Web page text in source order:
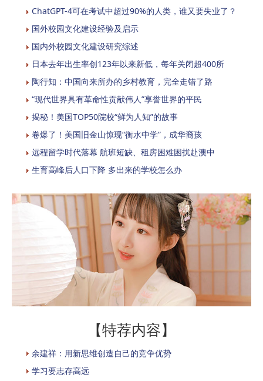
ChatGPT-4可在考试中超过90%的人类，谁又要失业了？
国外校园文化建设经验及启示
国内外校园文化建设研究综述
日本去年出生率创123年以来新低，每年关闭超400所
陶行知：中国向来所办的乡村教育，完全走错了路
“现代世界具有革命性贡献伟人”享誉世界的平民
揭秘！美国TOP50院校“鲜为人知”的故事
卷爆了！美国旧金山惊现“衡水中学”，成华裔孩
远程留学时代落幕 航班短缺、租房困难困扰赴澳中
生育高峰后人口下降 多出来的学校怎么办
【特荐内容】
余建祥：用新思维创造自己的竞争优势
学习要志存高远